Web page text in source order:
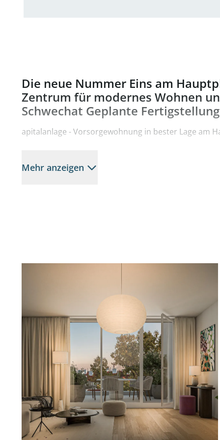
Die neue Nummer Eins am
Zentrum für modernes Wohnen
Schwechat Geplante
apitalanlage - Vorsorgewohnung in bester Lage am
Nachhaltiges, zukunftssicheres und effizientes
- Heizung/Kühlung mittels Bauteilaktivierung in den
- Elektrische Fußbodenheizung in den Bädern
- Photovoltaikanlage für die Stromversorgung der
Es besteht die Möglichkeit, einen Stellplatz in der
Kaufpreis für Eigennutzer € 23.587,50 zuzüglich 20 %
Sie sind interessiert - senden Sie uns bitte eine
Projekt aus massivem Stahlbeton mit klarer
- Hochwertige Ausstattung & Materialien wie
- Nachhaltiges Energiekonzept
Mehr anzeigen